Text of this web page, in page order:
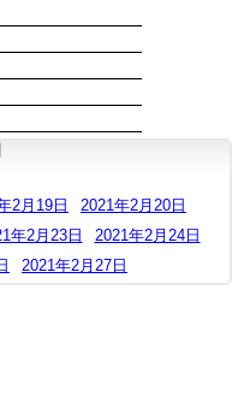
2月19日
2021年2月20日
年2月23日
2021年2月24日
2021年2月27日